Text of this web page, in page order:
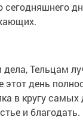
сегодняшнего
Тельцам
этот день
в кругу самых
и благодать.